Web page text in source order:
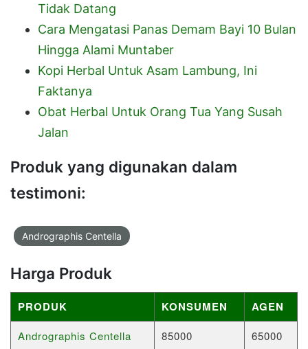
Tidak Datang
Cara Mengatasi Panas Demam Bayi 10 Bulan
Hingga Alami Muntaber
Kopi Herbal Untuk Asam Lambung, Ini
Faktanya
Obat Herbal Untuk Orang Tua Yang Susah
Jalan
Produk yang digunakan dalam
testimoni:
Andrographis Centella
Harga Produk
PRODUK KONSUMEN AGEN
Andrographis Centella 85000 65000